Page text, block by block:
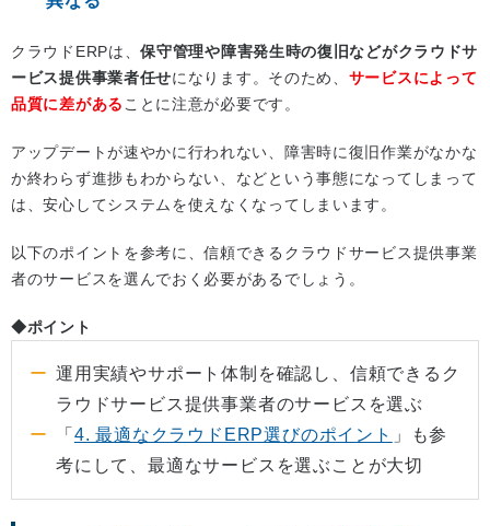
クラウドERPは、保守管理や障害発生時の復旧などがクラウドサ
ービス提供事業者任せになります。そのため、 サービスによって
品質に差があることに注意が必要です。
アップデートが速やかに行われない、障害時に復旧作業がなかな
か終わらず進捗もわからない、などという事態になってしまって
は、安心してシステムを使えなくなってしまいます。
以下のポイントを参考に、信頼できるクラウドサービス提供事業
者のサービスを選んでおく必要があるでしょう。
◆ポイント
運用実績やサポート体制を確認し、信頼できるク
ラウドサービス提供事業者のサービスを選ぶ
「 4. 最適なクラウドERP選びのポイント
」も参
考にして、最適なサービスを選ぶことが大切